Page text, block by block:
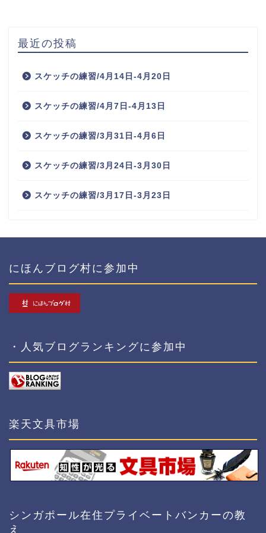
最近の投稿
スケッチの練習/4月14日-4月20日
スケッチの練習/4月7日-4月13日
スケッチの練習/3月31日-4月6日
スケッチの練習/3月24日-3月30日
スケッチの練習/3月17日-3月23日
にほんブログ村に参加中
・人気ブログランキングに参加中
楽天文具市場
シンガポール在住プライベートバンカーの教
え